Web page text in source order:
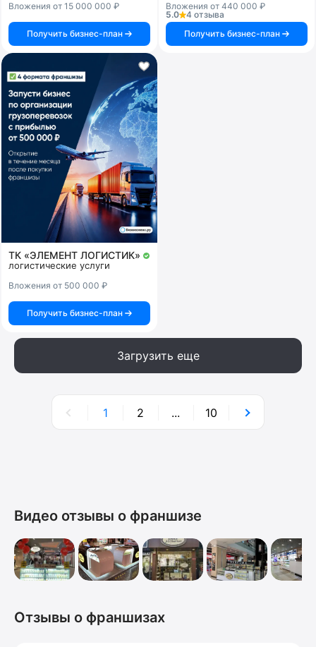
Вложения от 15 000 000 ₽
Получить бизнес-план
Вложения от 440 000 ₽
5.0
4 отзыва
Получить бизнес-план
ТК «ЭЛЕМЕНТ ЛОГИСТИК»
логистические услуги
Вложения от 500 000 ₽
Получить бизнес-план
Загрузить еще
1 2 ... 10
Видео отзывы о франшизе
Отзывы о франшизах